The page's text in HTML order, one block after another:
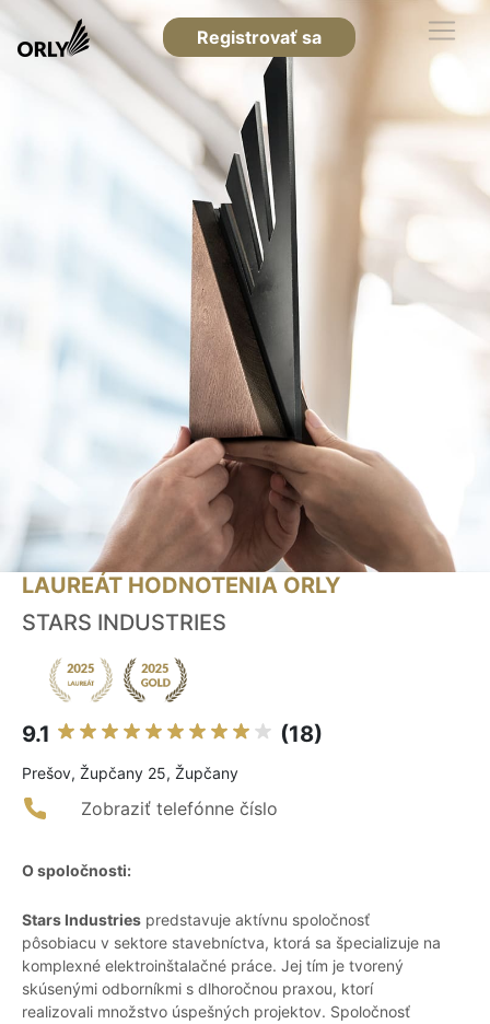
Registrovať sa
LAUREÁT HODNOTENIA ORLY
STARS INDUSTRIES
9.1 (18)
Prešov, Župčany 25, Župčany
Zobraziť telefónne číslo
O spoločnosti:
Stars Industries predstavuje aktívnu spoločnosť
pôsobiacu v sektore stavebníctva, ktorá sa špecializuje na
komplexné elektroinštalačné práce. Jej tím je tvorený
skúsenými odborníkmi s dlhoročnou praxou, ktorí
realizovali množstvo úspešných projektov. Spoločnosť